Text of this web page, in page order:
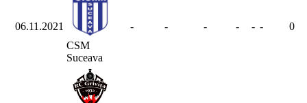
06.11.2021
CSM
Suceava
- - - - - - 0